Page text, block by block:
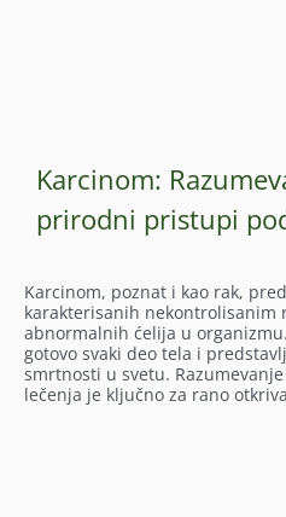
Karcinom:
prirodni pristupi
Karcinom, poznat i kao rak,
karakterisanih nekontrolisanim
abnormalnih ćelija u
gotovo svaki deo tela i
smrtnosti u svetu.
lečenja je ključno za rano